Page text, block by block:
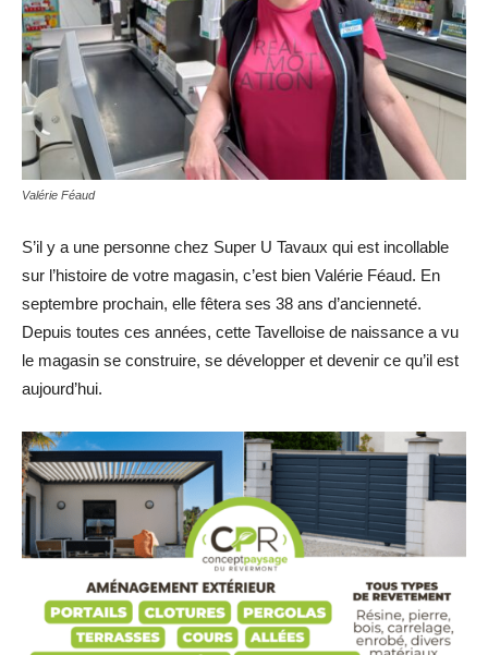
Valérie Féaud
S’il y a une personne chez Super U Tavaux qui est incollable
sur l’histoire de votre magasin, c’est bien Valérie Féaud. En
septembre prochain, elle fêtera ses 38 ans d’ancienneté.
Depuis toutes ces années, cette Tavelloise de naissance a vu
le magasin se construire, se développer et devenir ce qu’il est
aujourd’hui.